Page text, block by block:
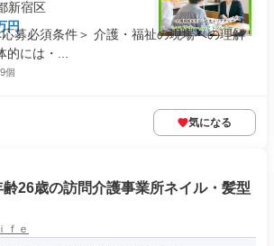
新宿区
円
募必須条件＞ 介護・福祉の現場への理解
には・...
個
気になる
26歳の訪問介護事業所ネイル・髪型
ｆｅ